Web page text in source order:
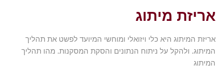
אריזת מיתוג
אריזת המיתוג היא כלי ויזואלי ומוחשי המיועד לפשט את תהליך
המיתוג. ולהקל על ניתוח הנתונים והסקת המסקנות. מהו תהליך
המיתוג